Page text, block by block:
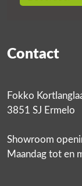
Contact
Fokko
3851 SJ Ermelo
Showroom
Maandag tot en